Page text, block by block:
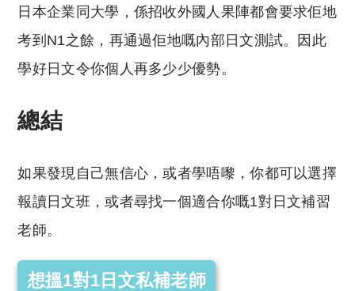
日本企業同大學，係招收外國人果陣都會要求佢地
考到N1之餘，再通過佢地嘅內部日文測試。因此
學好日文令你個人再多少少優勢。
總結
如果發現自己無信心，或者學唔嚟，你都可以選擇
報讀日文班，或者尋找一個適合你嘅1對日文補習
老師。
想搵1對1日文私補老師